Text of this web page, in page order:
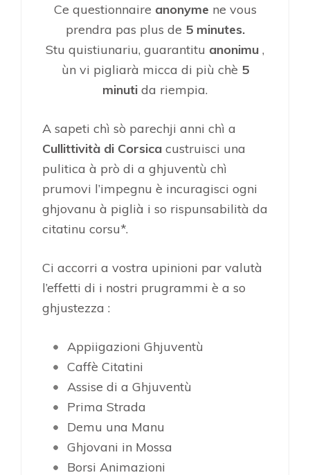
Ce questionnaire anonyme ne vous
prendra pas plus de 5 minutes.
Stu quistiunariu, guarantitu anonimu ,
ùn vi pigliarà micca di più chè 5
minuti da riempia.
A sapeti chì sò parechji anni chì a
Cullittività di Corsica custruisci una
pulitica à prò di a ghjuventù chì
prumovi l’impegnu è incuragisci ogni
ghjovanu à piglià i so rispunsabilità da
citatinu corsu*.
Ci accorri a vostra upinioni par valutà
l’effetti di i nostri prugrammi è a so
ghjustezza :
Appiigazioni Ghjuventù
Caffè Citatini
Assise di a Ghjuventù
Prima Strada
Demu una Manu
Ghjovani in Mossa
Borsi Animazioni